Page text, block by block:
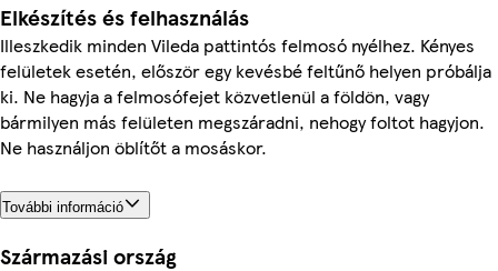
Elkészítés és felhasználás
Illeszkedik minden Vileda pattintós felmosó nyélhez. Kényes
felületek esetén, először egy kevésbé feltűnő helyen próbálja
ki. Ne hagyja a felmosófejet közvetlenül a földön, vagy
bármilyen más felületen megszáradni, nehogy foltot hagyjon.
Ne használjon öblítőt a mosáskor.
További információ
Származási ország